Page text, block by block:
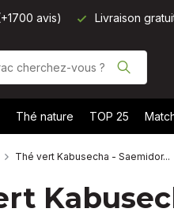
à partir de 40 € (BE, NL, DE)
Thé nature TOP 25
Thé vert Kabusecha - Saemidor...